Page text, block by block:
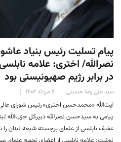
پیام تسلیت رئیس بنیاد
نصرالله/ اختری: علامه
در برابر رژیم صهیونیستی بود
سید علی رضا حسینی ۴ مرداد ۱۴۰۲
آیت‌الله «محمدحسن اختری» رئیس شورای
پیامی به سیدحسن نصرالله دبیرکل حزب‌الله
عفیف نابلسی از علمای برجسته شیعه لبنان